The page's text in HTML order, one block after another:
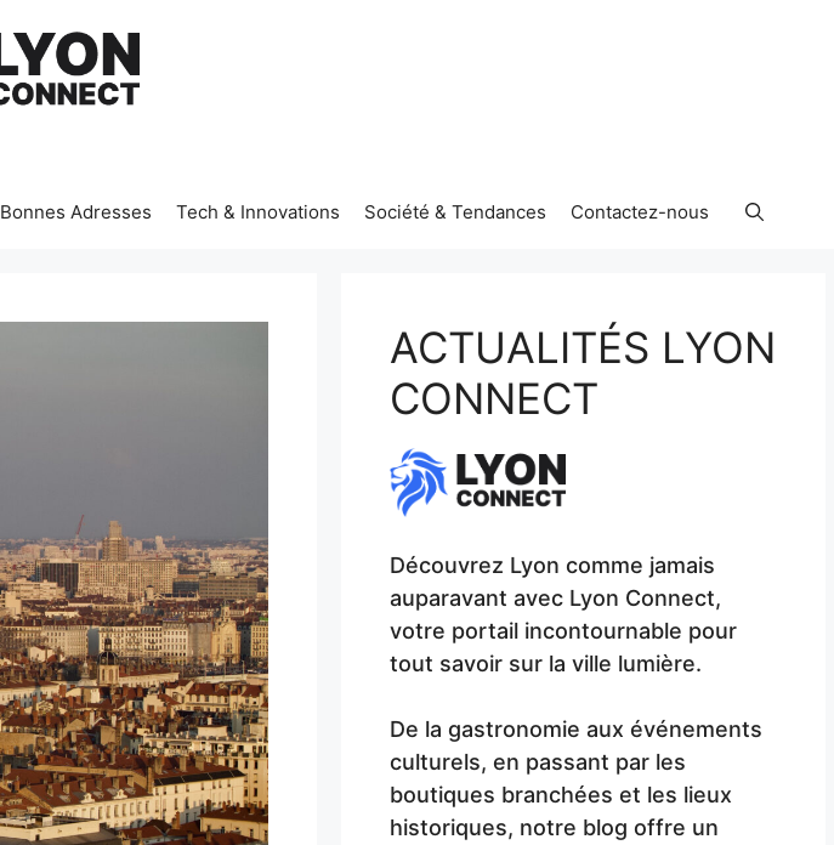
Bonnes Adresses Tech & Innovations Société & Tendances Contactez-nous
ACTUALITÉS LYON
CONNECT
Découvrez Lyon comme jamais
auparavant avec Lyon Connect,
votre portail incontournable pour
tout savoir sur la ville lumière.
De la gastronomie aux événements
culturels, en passant par les
boutiques branchées et les lieux
historiques, notre blog offre un